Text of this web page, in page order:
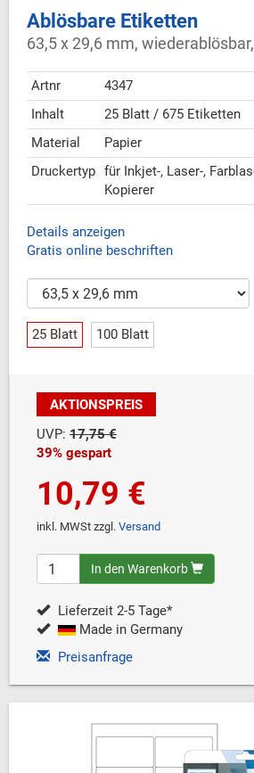
Ablösbare Etiketten
63,5 x 29,6 mm,
Artnr
4347
Inhalt
25 Blatt / 675 Etiketten
Material
Papier
Druckertyp für Inkjet-, Laser-,
Kopierer
Details anzeigen
Gratis online beschriften
25 Blatt 100 Blatt
AKTIONSPREIS
UVP: 17,75 €
39% gespart
10,79 €
inkl. MWSt zzgl. Versand
In den Warenkorb
Lieferzeit 2-5 Tage*
Made in Germany
Preisanfrage